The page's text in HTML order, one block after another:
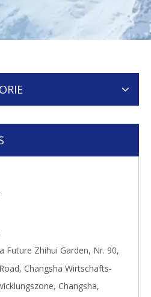
Future Zhihui Garden, Nr. 90,
Changsha Wirtschafts-
Changsha,